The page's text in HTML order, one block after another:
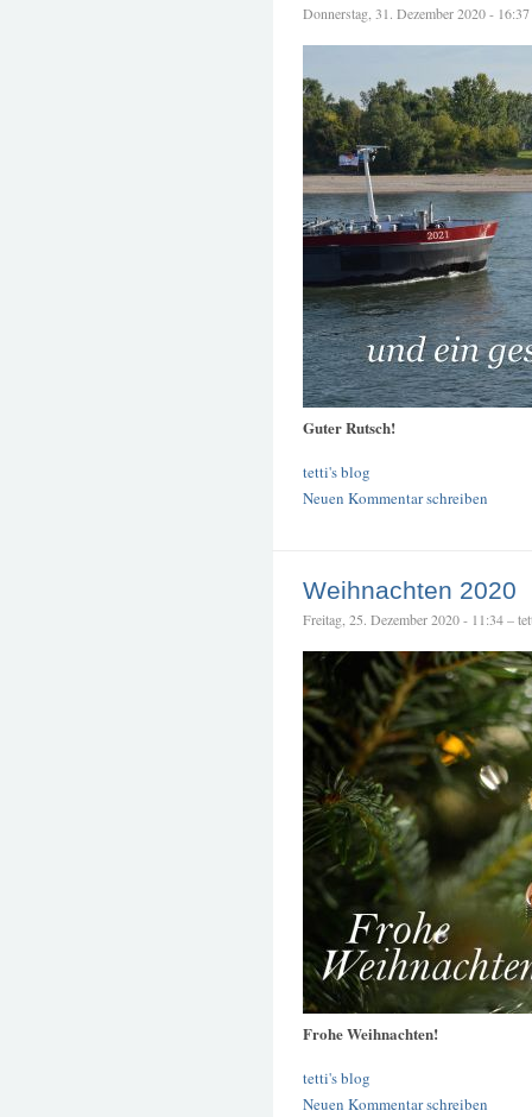
Donnerstag, 31. Dezember 2020 -
Guter Rutsch!
tetti's blog
Neuen Kommentar schreiben
Weihnachten 2020
Freitag, 25. Dezember 2020 - 11:34 –
Frohe Weihnachten!
tetti's blog
Neuen Kommentar schreiben